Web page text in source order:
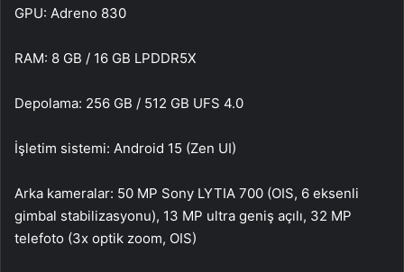
GPU: Adreno 830
RAM: 8 GB / 16 GB LPDDR5X
Depolama: 256 GB / 512 GB UFS 4.0
İşletim sistemi: Android 15 (Zen UI)
Arka kameralar: 50 MP Sony LYTIA 700 (OIS, 6 eksenli
gimbal stabilizasyonu), 13 MP ultra geniş açılı, 32 MP
telefoto (3x optik zoom, OIS)